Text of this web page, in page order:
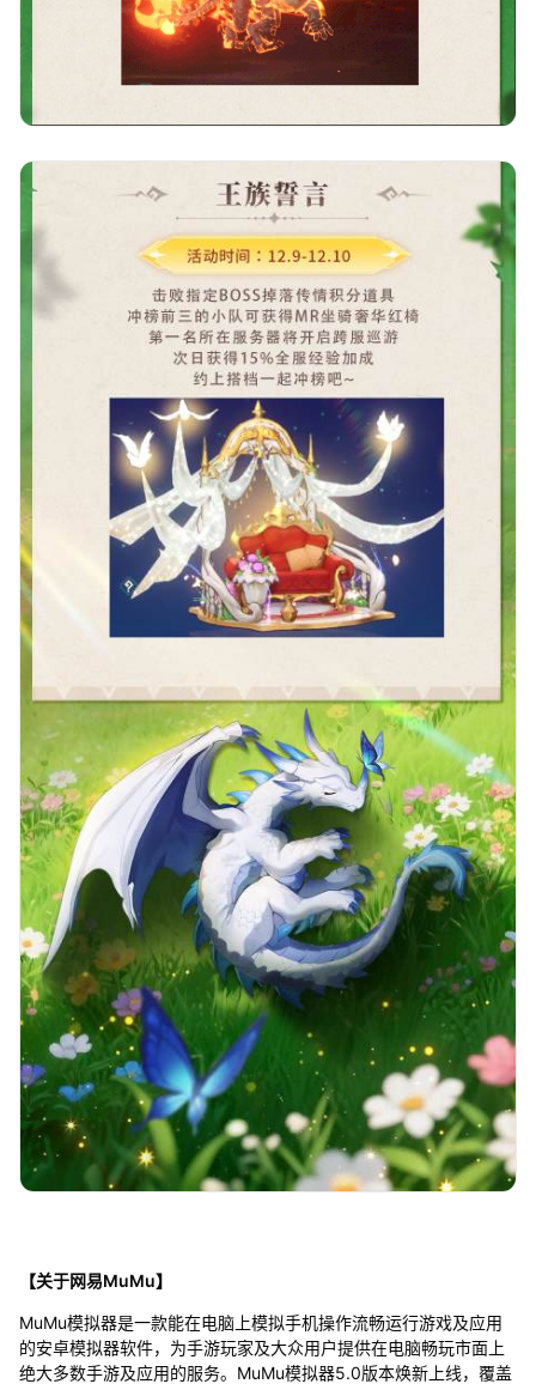
【关于网易MuMu】
MuMu模拟器是一款能在电脑上模拟手机操作流畅运行游戏及应用
的安卓模拟器软件，为手游玩家及大众用户提供在电脑畅玩市面上
绝大多数手游及应用的服务。MuMu模拟器5.0版本焕新上线，覆盖